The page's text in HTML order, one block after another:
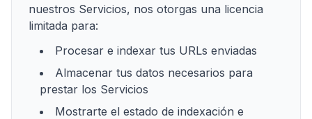
nuestros Servicios, nos otorgas una licencia
limitada para:
Procesar e indexar tus URLs enviadas
Almacenar tus datos necesarios para
prestar los Servicios
Mostrarte el estado de indexación e